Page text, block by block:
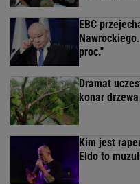
EBC
proc."
Dramat
konar drzewa
Kim jest
Eldo to